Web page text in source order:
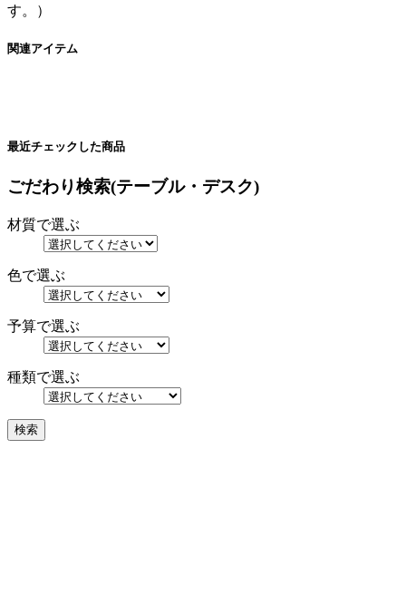
す。）
関連アイテム
最近チェックした商品
ごだわり検索(テーブル・デスク)
材質で選ぶ
色で選ぶ
予算で選ぶ
種類で選ぶ